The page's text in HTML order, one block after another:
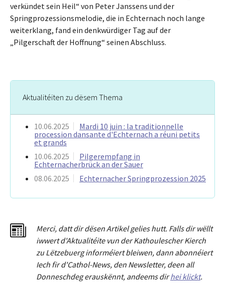
verkündet sein Heil“ von Peter Janssens und der
Springprozessionsmelodie, die in Echternach noch lange
weiterklang, fand ein denkwürdiger Tag auf der
„Pilgerschaft der Hoffnung“ seinen Abschluss.
Aktualitéiten zu dësem Thema
10.06.2025
Mardi 10 juin : la traditionnelle
procession dansante d'Echternach a réuni petits
et grands
10.06.2025
Pilgerempfang in
Echternacherbrück an der Sauer
08.06.2025
Echternacher Springprozession 2025
Merci, dattdir dësen Artikel gelies hutt. Falls dir wëllt
iwwert d'Aktualitéite vun der Kathoulescher Kierch
zu Lëtzebuerg informéiert bleiwen, dann abonnéiert
Iech fir d'Cathol-News, den Newsletter, deen all
Donneschdeg erauskënnt, andeems dirhei klickt.